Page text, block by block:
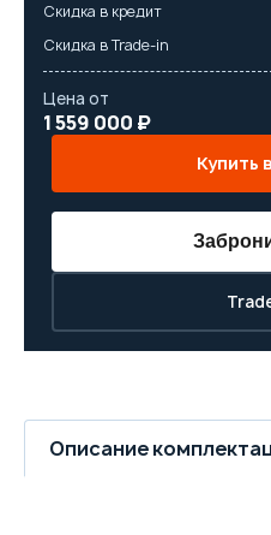
Скидка в кредит
Скидка в Trade-in
Цена от
1 559 000 ₽
Купить
Описание